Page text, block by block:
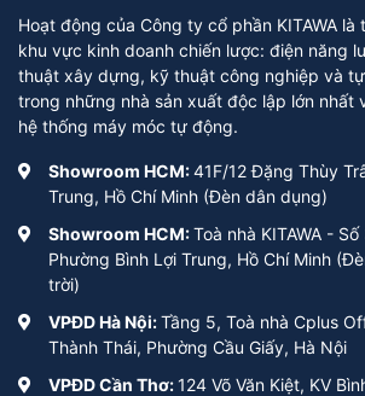
Hoạt động của Công ty cổ phần KITAWA
khu vực kinh doanh chiến lược: điện năng
thuật xây dựng, kỹ thuật công nghiệp và
trong những nhà sản xuất độc lập lớn nhất
hệ thống máy móc tự động.
Showroom HCM:41F/12 Đặng Thùy
Trung, Hồ Chí Minh (Đèn dân dụng)
Showroom HCM:Toà nhà KITAWA -
Phường Bình Lợi Trung, Hồ Chí Minh
trời)
VPĐD Hà Nội:Tầng 5, Toà nhà Cplus
Thành Thái, Phường Cầu Giấy, Hà Nội
VPĐD Cần Thơ:124 Võ Văn Kiệt, KV